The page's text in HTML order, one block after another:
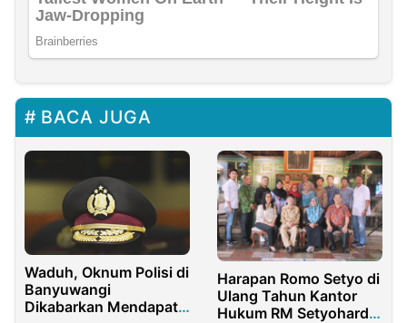
BACA JUGA
Waduh, Oknum Polisi di
Banyuwangi
Dikabarkan Mendapat
Harapan Romo Setyo di
Ulang Tahun Kantor
Hukum RM Setyohardjo